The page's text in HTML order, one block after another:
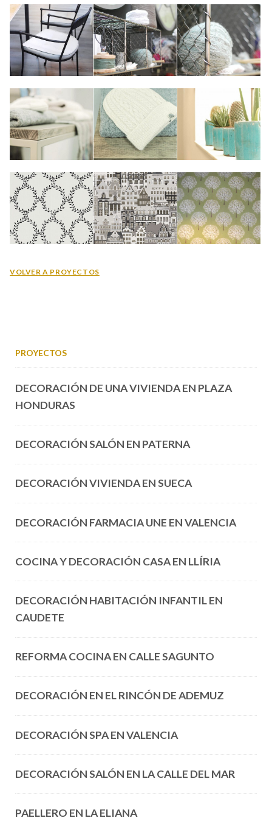
VOLVER A PROYECTOS
PROYECTOS
DECORACIÓN DE UNA VIVIENDA EN PLAZA
HONDURAS
DECORACIÓN SALÓN EN PATERNA
DECORACIÓN VIVIENDA EN SUECA
DECORACIÓN FARMACIA UNE EN VALENCIA
COCINA Y DECORACIÓN CASA EN LLÍRIA
DECORACIÓN HABITACIÓN INFANTIL EN
CAUDETE
REFORMA COCINA EN CALLE SAGUNTO
DECORACIÓN EN EL RINCÓN DE ADEMUZ
DECORACIÓN SPA EN VALENCIA
DECORACIÓN SALÓN EN LA CALLE DEL MAR
PAELLERO EN LA ELIANA